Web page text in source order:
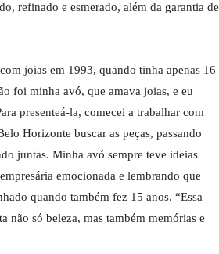
refinado e esmerado, além da garantia de
joias em 1993, quando tinha apenas 16
foi minha avó, que amava joias, e eu
presenteá-la, comecei a trabalhar com
Horizonte buscar as peças, passando
juntas. Minha avó sempre teve ideias
emocionada e lembrando que
quando também fez 15 anos. “Essa
não só beleza, mas também memórias e